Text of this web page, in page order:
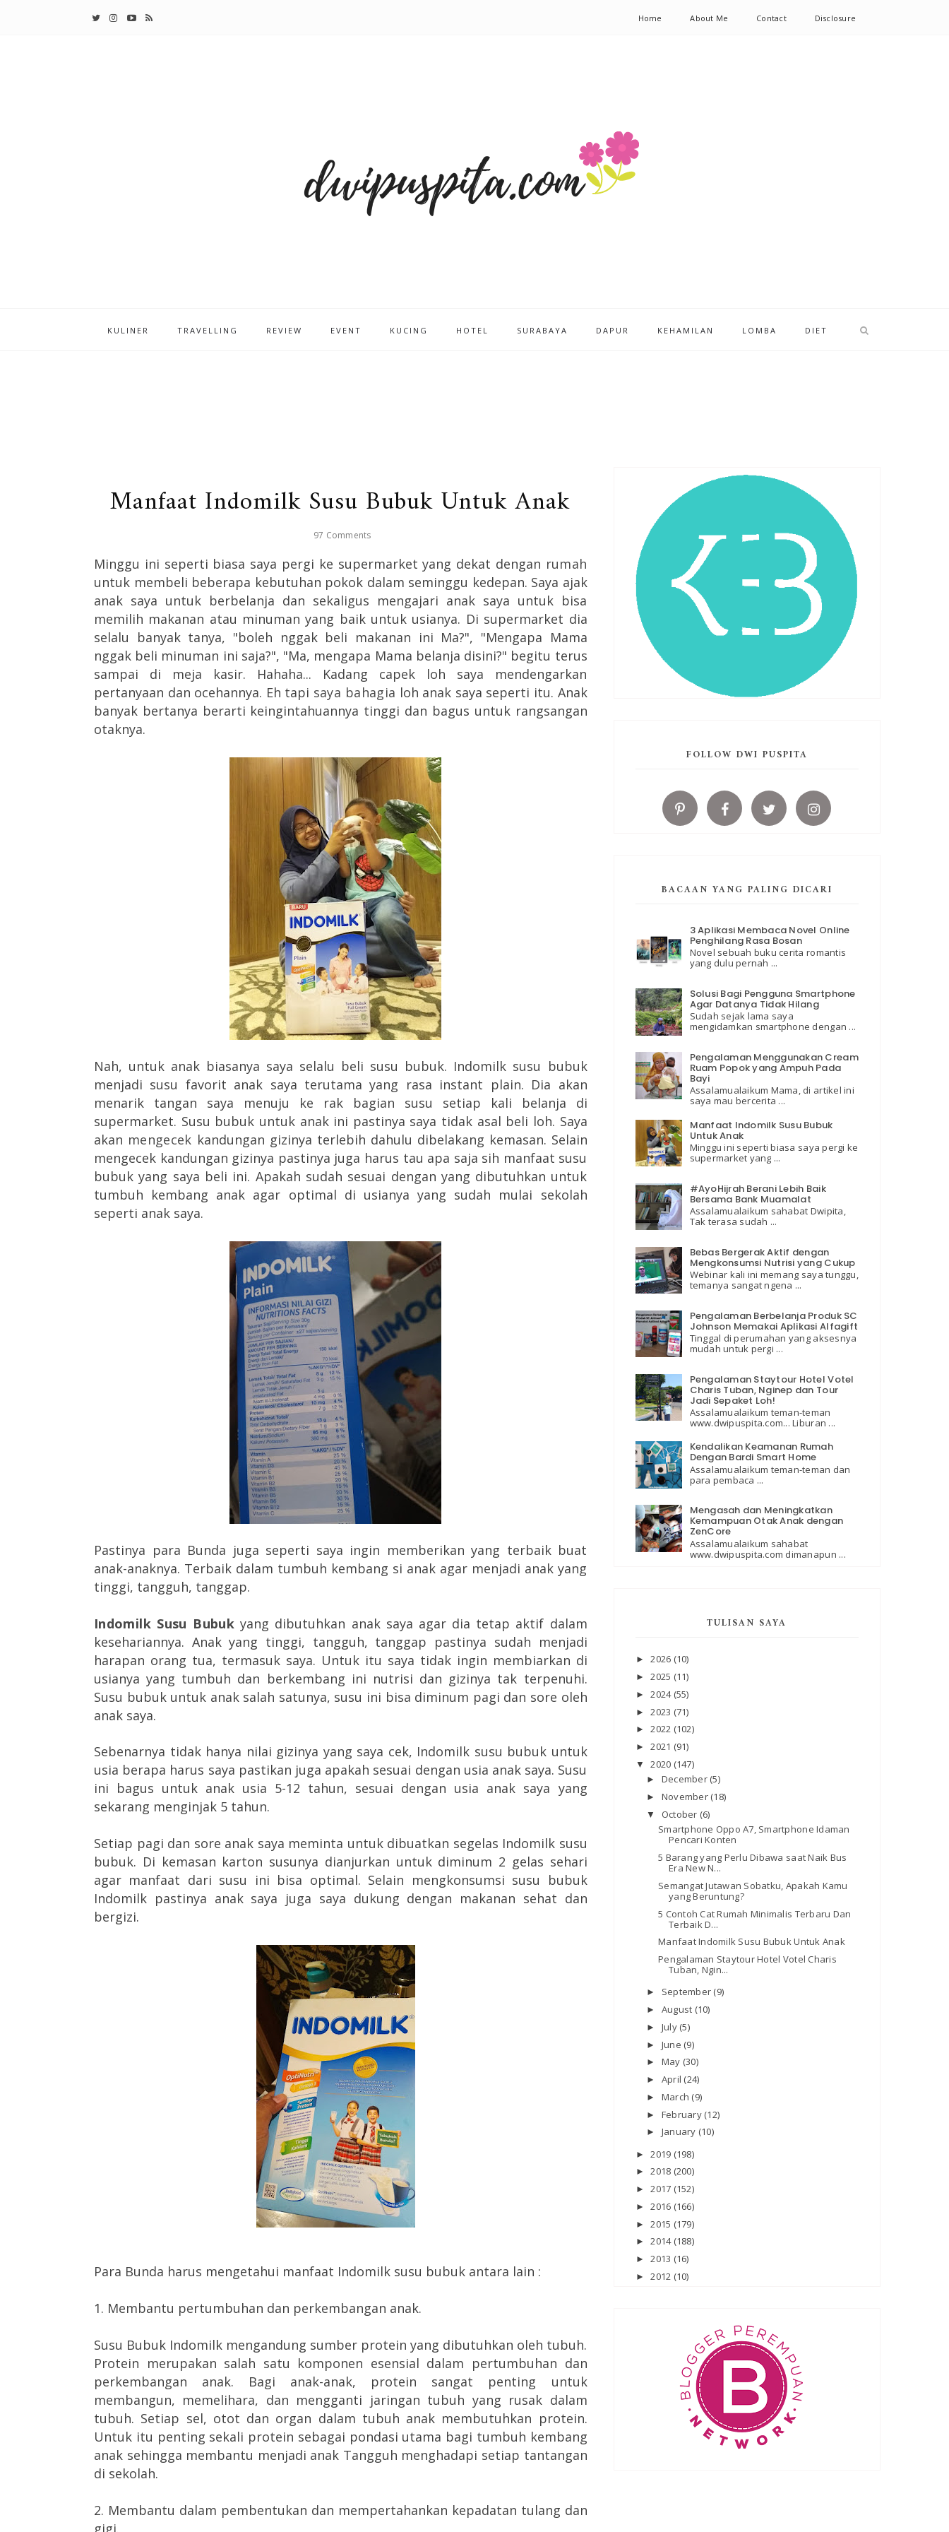
Home About Me Contact Disclosure
KULINER TRAVELLING REVIEW EVENT KUCING HOTEL SURABAYA DAPUR KEHAMILAN LOMBA DIET
Manfaat Indomilk Susu Bubuk Untuk Anak
97 Comments
Minggu ini seperti biasa saya pergi ke supermarket yang dekat dengan rumah
untuk membeli beberapa kebutuhan pokok dalam seminggu kedepan. Saya ajak
anak saya untuk berbelanja dan sekaligus mengajari anak saya untuk bisa
memilih makanan atau minuman yang baik untuk usianya. Di supermarket dia
selalu banyak tanya, "boleh nggak beli makanan ini Ma?", "Mengapa Mama
nggak beli minuman ini saja?", "Ma, mengapa Mama belanja disini?" begitu terus
sampai di meja kasir. Hahaha... Kadang capek loh saya mendengarkan
pertanyaan dan ocehannya. Eh tapi saya bahagia loh anak saya seperti itu. Anak
banyak bertanya berarti keingintahuannya tinggi dan bagus untuk rangsangan
otaknya.
Nah, untuk anak biasanya saya selalu beli susu bubuk. Indomilk susu bubuk
menjadi susu favorit anak saya terutama yang rasa instant plain. Dia akan
menarik tangan saya menuju ke rak bagian susu setiap kali belanja di
supermarket. Susu bubuk untuk anak ini pastinya saya tidak asal beli loh. Saya
akan mengecek kandungan gizinya terlebih dahulu dibelakang kemasan. Selain
mengecek kandungan gizinya pastinya juga harus tau apa saja sih manfaat susu
bubuk yang saya beli ini. Apakah sudah sesuai dengan yang dibutuhkan untuk
tumbuh kembang anak agar optimal di usianya yang sudah mulai sekolah
seperti anak saya.
Pastinya para Bunda juga seperti saya ingin memberikan yang terbaik buat
anak-anaknya. Terbaik dalam tumbuh kembang si anak agar menjadi anak yang
tinggi, tangguh, tanggap.
Indomilk Susu Bubuk yang dibutuhkan anak saya agar dia tetap aktif dalam
kesehariannya. Anak yang tinggi, tangguh, tanggap pastinya sudah menjadi
harapan orang tua, termasuk saya. Untuk itu saya tidak ingin membiarkan di
usianya yang tumbuh dan berkembang ini nutrisi dan gizinya tak terpenuhi.
Susu bubuk untuk anak salah satunya, susu ini bisa diminum pagi dan sore oleh
anak saya.
Sebenarnya tidak hanya nilai gizinya yang saya cek, Indomilk susu bubuk untuk
usia berapa harus saya pastikan juga apakah sesuai dengan usia anak saya. Susu
ini bagus untuk anak usia 5-12 tahun, sesuai dengan usia anak saya yang
sekarang menginjak 5 tahun.
Setiap pagi dan sore anak saya meminta untuk dibuatkan segelas Indomilk susu
bubuk. Di kemasan karton susunya dianjurkan untuk diminum 2 gelas sehari
agar manfaat dari susu ini bisa optimal. Selain mengkonsumsi susu bubuk
Indomilk pastinya anak saya juga saya dukung dengan makanan sehat dan
bergizi.
Para Bunda harus mengetahui manfaat Indomilk susu bubuk antara lain :
1. Membantu pertumbuhan dan perkembangan anak.
Susu Bubuk Indomilk mengandung sumber protein yang dibutuhkan oleh tubuh.
Protein merupakan salah satu komponen esensial dalam pertumbuhan dan
perkembangan anak. Bagi anak-anak, protein sangat penting untuk
membangun, memelihara, dan mengganti jaringan tubuh yang rusak dalam
tubuh. Setiap sel, otot dan organ dalam tubuh anak membutuhkan protein.
Untuk itu penting sekali protein sebagai pondasi utama bagi tumbuh kembang
anak sehingga membantu menjadi anak Tangguh menghadapi setiap tantangan
di sekolah.
2. Membantu dalam pembentukan dan mempertahankan kepadatan tulang dan
gigi.
FOLLOW DWI PUSPITA
BACAAN YANG PALING DICARI
3 Aplikasi Membaca Novel Online
Penghilang Rasa Bosan
Novel sebuah buku cerita romantis
yang dulu pernah ...
Solusi Bagi Pengguna Smartphone
Agar Datanya Tidak Hilang
Sudah sejak lama saya
mengidamkan smartphone dengan ...
Pengalaman Menggunakan Cream
Ruam Popok yang Ampuh Pada
Bayi
Assalamualaikum Mama, di artikel ini
saya mau bercerita ...
Manfaat Indomilk Susu Bubuk
Untuk Anak
Minggu ini seperti biasa saya pergi ke
supermarket yang ...
#AyoHijrah Berani Lebih Baik
Bersama Bank Muamalat
Assalamualaikum sahabat Dwipita,
Tak terasa sudah ...
Bebas Bergerak Aktif dengan
Mengkonsumsi Nutrisi yang Cukup
Webinar kali ini memang saya tunggu,
temanya sangat ngena ...
Pengalaman Berbelanja Produk SC
Johnson Memakai Aplikasi Alfagift
Tinggal di perumahan yang aksesnya
mudah untuk pergi ...
Pengalaman Staytour Hotel Votel
Charis Tuban, Nginep dan Tour
Jadi Sepaket Loh!
Assalamualaikum teman-teman
www.dwipuspita.com... Liburan ...
Kendalikan Keamanan Rumah
Dengan Bardi Smart Home
Assalamualaikum teman-teman dan
para pembaca ...
Mengasah dan Meningkatkan
Kemampuan Otak Anak dengan
ZenCore
Assalamualaikum sahabat
www.dwipuspita.com dimanapun ...
TULISAN SAYA
►2026 (10)
►2025 (11)
►2024 (55)
►2023 (71)
►2022 (102)
►2021 (91)
▼2020 (147)
► December (5)
► November (18)
▼ October (6)
Smartphone Oppo A7, Smartphone Idaman
Pencari Konten
5 Barang yang Perlu Dibawa saat Naik Bus
Era New N...
Semangat Jutawan Sobatku, Apakah Kamu
yang Beruntung?
5 Contoh Cat Rumah Minimalis Terbaru Dan
Terbaik D...
Manfaat Indomilk Susu Bubuk Untuk Anak
Pengalaman Staytour Hotel Votel Charis
Tuban, Ngin...
► September (9)
► August (10)
► July (5)
► June (9)
► May (30)
► April (24)
► March (9)
► February (12)
► January (10)
►2019 (198)
►2018 (200)
►2017 (152)
►2016 (166)
►2015 (179)
►2014 (188)
►2013 (16)
►2012 (10)